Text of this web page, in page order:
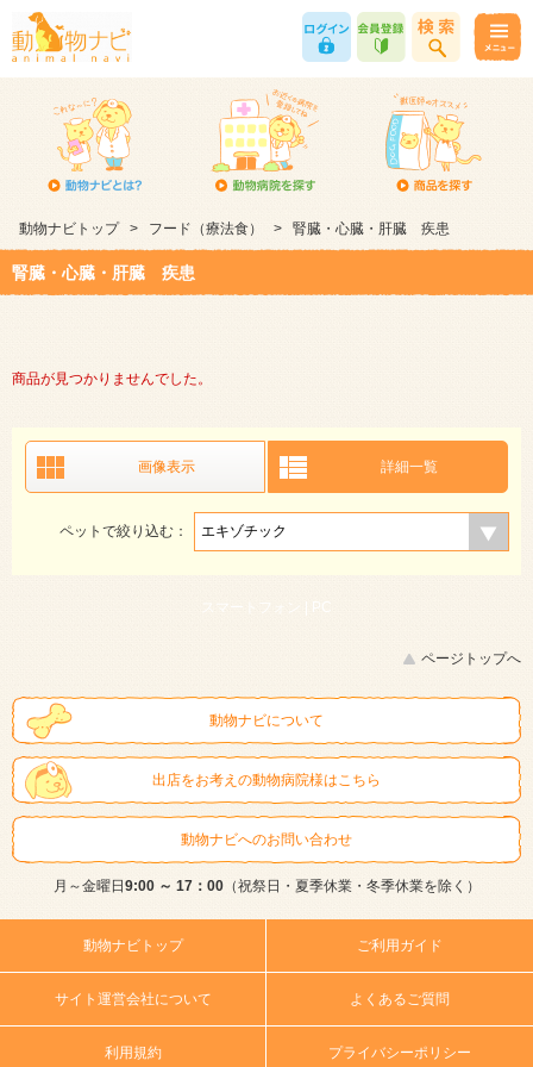
動物ナビトップ > フード（療法食） > 腎臓・心臓・肝臓 疾患
腎臓・心臓・肝臓 疾患
商品が見つかりませんでした。
画像表示 詳細一覧
ペットで絞り込む：
スマートフォン | PC
ページトップへ
動物ナビについて
出店をお考えの動物病院様はこちら
動物ナビへのお問い合わせ
月～金曜日 9:00 ～ 17：00（祝祭日・夏季休業・冬季休業を除く）
動物ナビトップ ご利用ガイド
サイト運営会社について よくあるご質問
利用規約 プライバシーポリシー